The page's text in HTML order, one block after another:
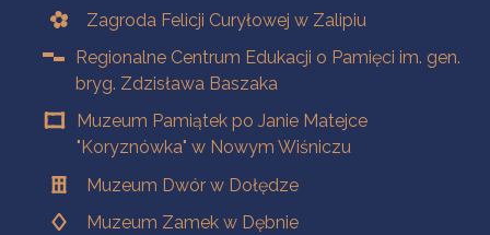
Zagroda Felicji Curyłowej w Zalipiu
Regionalne Centrum Edukacji o Pamięci im. gen.
bryg. Zdzisława Baszaka
Muzeum Pamiątek po Janie Matejce
"Koryznówka" w Nowym Wiśniczu
Muzeum Dwór w Dołędze
Muzeum Zamek w Dębnie